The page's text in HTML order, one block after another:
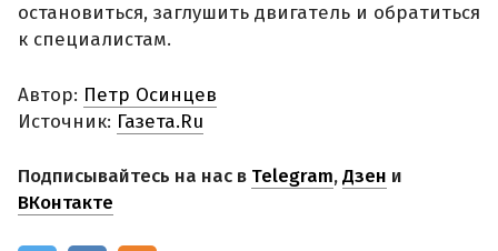
остановиться, заглушить двигатель и обратиться
к специалистам.
Автор: Петр Осинцев
Источник: Газета.Ru
Подписывайтесь на нас в Telegram,Дзен и
ВКонтакте